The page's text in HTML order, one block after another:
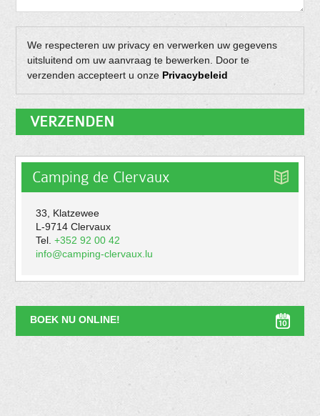
We respecteren uw privacy en verwerken uw gegevens
uitsluitend om uw aanvraag te bewerken. Door te
verzenden accepteert u onze Privacybeleid
Camping de Clervaux
33, Klatzewee
L-9714 Clervaux
Tel.+352 92 00 42
info@camping-clervaux.lu
BOEK NU ONLINE!